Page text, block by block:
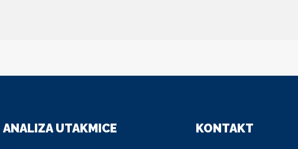
ANALIZA UTAKMICE KONTAKT